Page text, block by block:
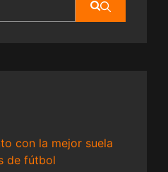
con la mejor suela
de fútbol